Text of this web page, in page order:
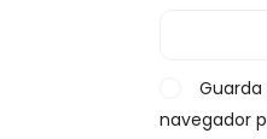
navegador